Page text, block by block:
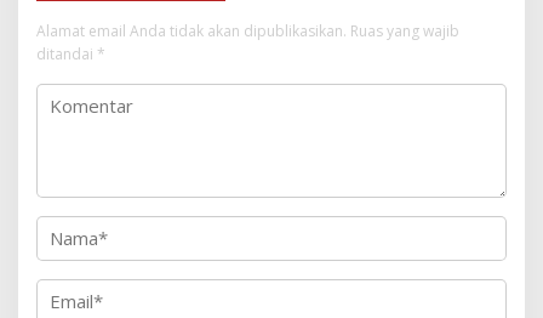
Alamat email Anda tidak akan dipublikasikan. Ruas yang wajib
ditandai *